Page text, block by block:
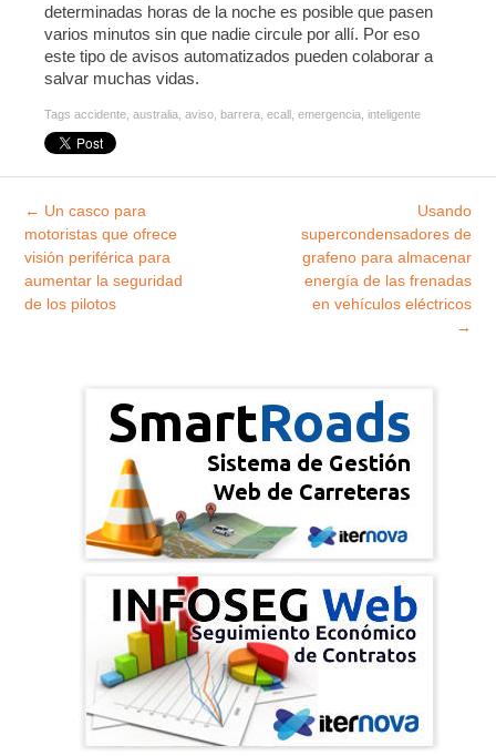
determinadas horas de la noche es posible que pasen
varios minutos sin que nadie circule por allí. Por eso
este tipo de avisos automatizados pueden colaborar a
salvar muchas vidas.
Tags accidente australia aviso barrera ecall emergencia inteligente
Explorar
entradas
← Un casco para
motoristas que ofrece
visión periférica para
aumentar la seguridad
de los pilotos
Usando
supercondensadores de
grafeno para almacenar
energía de las frenadas
en vehículos eléctricos
→